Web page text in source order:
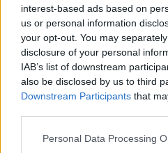
interest-based ads based on
us or personal information
your opt-out. You may
disclosure of your personal
IAB’s list of downstream
also be disclosed by us to third
Downstream Participants that
Personal Data Processing
Prévoir des repas
Malgré toute votre
que le frigo se vide plus vite
des idées de repas à réaliser
Omelette avec restes
Pâtes à la sauce tomate